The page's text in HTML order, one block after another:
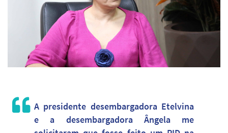
A presidente desembargadora Etelvina
e a desembargadora Ângela me